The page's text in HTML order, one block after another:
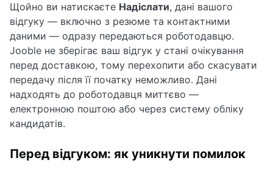
Щойно ви натискаєте Надіслати, дані вашого
відгуку — включно з резюме та контактними
даними — одразу передаються роботодавцю.
Jooble не зберігає ваш відгук у стані очікування
перед доставкою, тому перехопити або скасувати
передачу після її початку неможливо. Дані
надходять до роботодавця миттєво —
електронною поштою або через систему обліку
кандидатів.
Перед відгуком: як уникнути помилок